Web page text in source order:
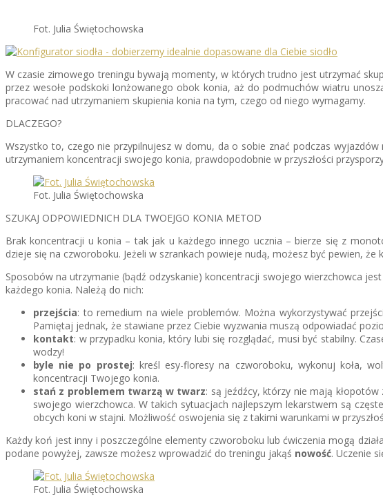
Fot. Julia Świętochowska
W czasie zimowego treningu bywają momenty, w których trudno jest utrzymać
przez wesołe podskoki lonżowanego obok konia, aż do podmuchów wiatru
pracować nad utrzymaniem skupienia konia na tym, czego od niego wymagamy.
DLACZEGO?
Wszystko to, czego nie przypilnujesz w domu, da o sobie znać podczas
utrzymaniem koncentracji swojego konia, prawdopodobnie w przyszłości
Fot. Julia Świętochowska
SZUKAJ ODPOWIEDNICH DLA TWOEJGO KONIA METOD
Brak koncentracji u konia – tak jak u każdego innego ucznia – bierze się z
dzieje się na czworoboku. Jeżeli w szrankach powieje nudą, możesz być pewien, że
Sposobów na utrzymanie (bądź odzyskanie) koncentracji swojego wierzchowca
każdego konia. Należą do nich:
przejścia: to remedium na wiele problemów. Można wykorzystywać
Pamiętaj jednak, że stawiane przez Ciebie wyzwania muszą odpowiadać
kontakt: w przypadku konia, który lubi się rozglądać, musi być stabilny.
wodzy!
byle nie po prostej: kreśl esy-floresy na czworoboku, wykonuj koła,
koncentracji Twojego konia.
stań z problemem twarzą w twarz: są jeźdźcy, którzy nie mają
swojego wierzchowca. W takich sytuacjach najlepszym lekarstwem są
obcych koni w stajni. Możliwość oswojenia się z takimi warunkami w
Każdy koń jest inny i poszczególne elementy czworoboku lub ćwiczenia mogą
podane powyżej, zawsze możesz wprowadzić do treningu jakąś nowość. Uczenie
Fot. Julia Świętochowska